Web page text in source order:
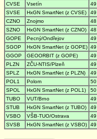
CVSE
Vsetín 49
SVSE
HxGN SmartNet (z CVSE) 49
CZNO
Znojmo 48
SZNO
HxGN SmartNet (z CZNO) 48
GOPE
Pecný/Ondřejov 49
SGOP
HxGN SmartNet (z GOPE) 49
GGOP
GEOORBIT (z GOPE) 49
PLZN
ZČU-NTIS/Plzeň 49
SPLZ
HxGN SmartNet (z PLZN) 49
POL1
Polom 50
SPOL
HxGN SmartNet (z POL1) 50
TUBO
VUT/Brno 49
STUB
HxGN SmartNet (z TUBO) 49
VSBO
VŠB-TUO/Ostrava 49
SVSB
HxGN SmartNet (z VSBO) 49